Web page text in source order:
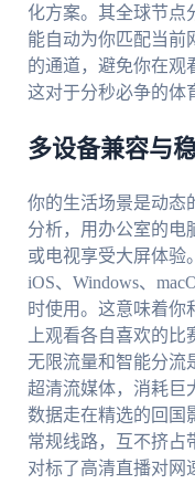
化方案。其全球节点
能自动为你匹配当前
的通道，避免你在观
这对于分秒必争的体
多设备兼容与
你的生活场景是动态
分析，用办公室的电
或电视享受大屏体验
iOS、Windows、
时使用。这意味着你
上观看各自喜欢的
无限流量和智能分流
超清流媒体，消耗巨
数据走在精选的回国
常规线路，互不挤占
对标了高清直播对网